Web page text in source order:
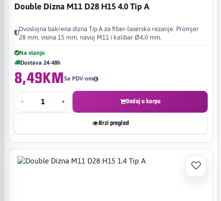
Double Dizna M11 D28 H15 4.0 Tip A
Dvoslojna bakrena dizna Tip A za fiber-lasersko rezanje. Promjer
28 mm, visina 15 mm, navoj M11 i kalibar Ø4,0 mm.
Na stanju
Dostava 24-48h
8,49KMSa PDV-om
- + Dodaj u korpu
Brzi pregled